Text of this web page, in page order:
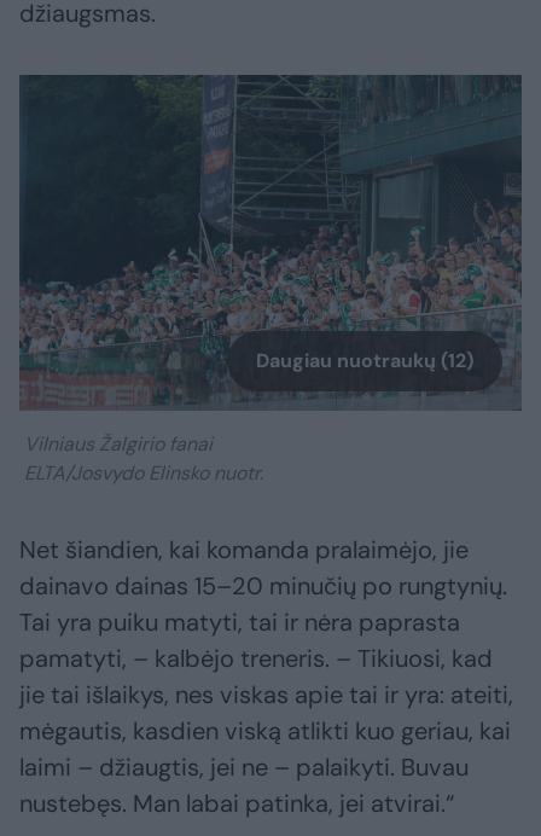
džiaugsmas.
Daugiau nuotraukų (12)
Vilniaus Žalgirio fanai
ELTA/Josvydo Elinsko nuotr.
Net šiandien, kai komanda pralaimėjo, jie
dainavo dainas 15–20 minučių po rungtynių.
Tai yra puiku matyti, tai ir nėra paprasta
pamatyti, – kalbėjo treneris. – Tikiuosi, kad
jie tai išlaikys, nes viskas apie tai ir yra: ateiti,
mėgautis, kasdien viską atlikti kuo geriau, kai
laimi – džiaugtis, jei ne – palaikyti. Buvau
nustebęs. Man labai patinka, jei atvirai.“